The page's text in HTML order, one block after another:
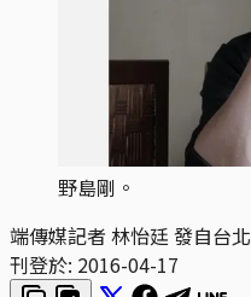
野島剛。
端傳媒記者 林怡廷 發自台北
刊登於: 2016-04-17